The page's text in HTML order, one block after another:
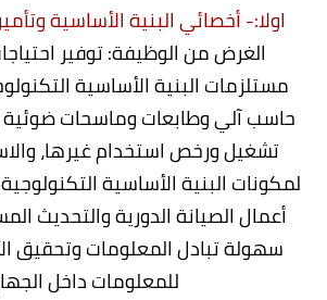
اولا:- أخصائي البنية الأساسية
الغرض من الوظيفة: توفير
مستلزمات البنية الأساسية
حاسب آلي وطابعات وماسحات
تشغيل ورخص استخدام غيرها،
لمكونات البنية الأساسية
أعمال الصيانة الدورية والتحديث
سهولة تبادل المعلومات وتحقيق
للمعلومات داخل